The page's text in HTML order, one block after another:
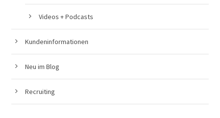
Videos + Podcasts
Kundeninformationen
Neu im Blog
Recruiting